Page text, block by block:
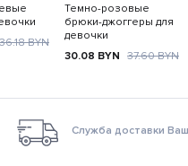
36.18BYN
Темно-розовые
брюки-джоггеры для
девочки
30.08 BYN 37.60BYN
Служба доставки